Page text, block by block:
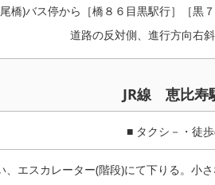
橋)バス停から［橋８６目黒駅行］［黒
道路の反対側、進行方向右斜
JR線 恵比寿
■ タクシ－・徒
エスカレーター(階段)にて下りる。小